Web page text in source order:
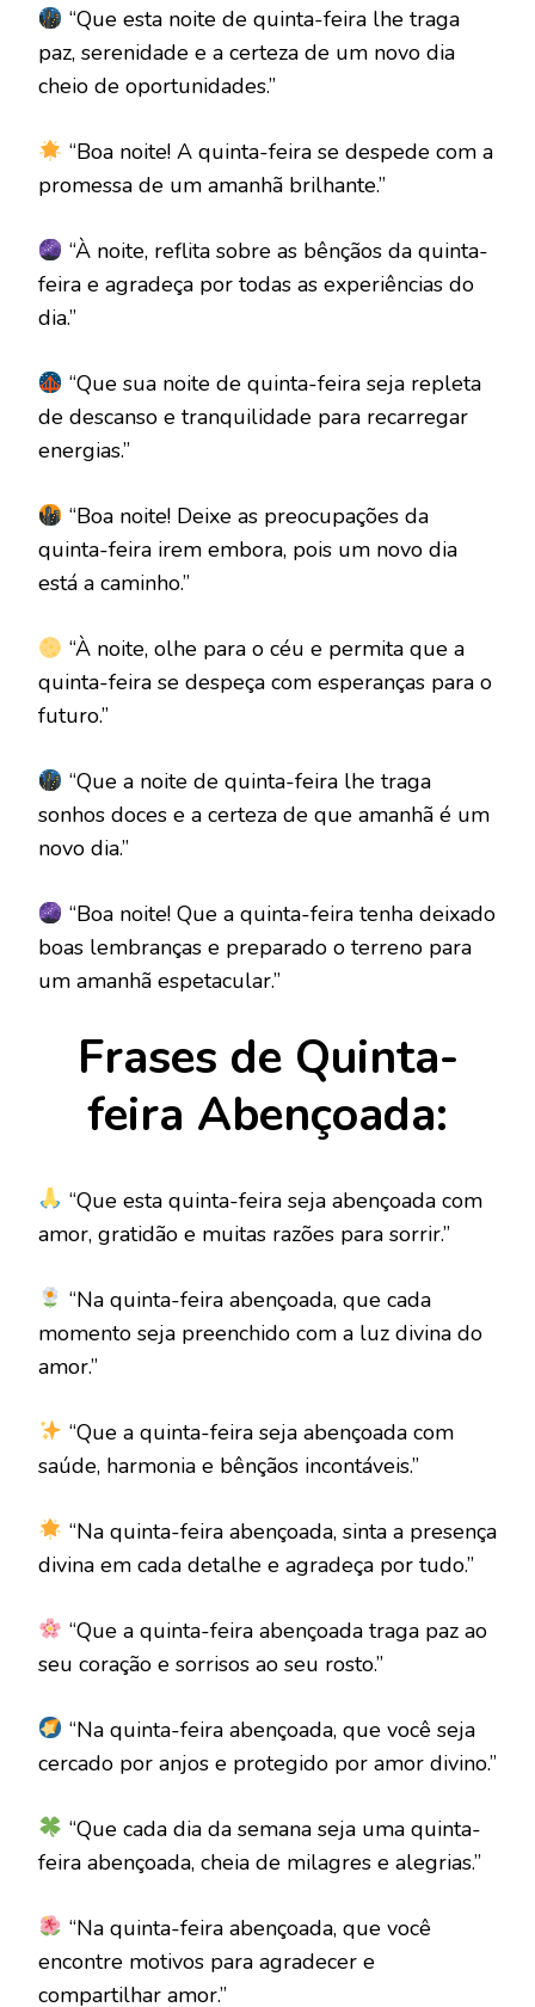
“Que esta noite de quinta-feira lhe traga
paz, serenidade e a certeza de um novo dia
cheio de oportunidades.”
“Boa noite! A quinta-feira se despede com a
promessa de um amanhã brilhante.”
“À noite, reflita sobre as bênçãos da quinta-
feira e agradeça por todas as experiências do
dia.”
“Que sua noite de quinta-feira seja repleta
de descanso e tranquilidade para recarregar
energias.”
“Boa noite! Deixe as preocupações da
quinta-feira irem embora, pois um novo dia
está a caminho.”
“À noite, olhe para o céu e permita que a
quinta-feira se despeça com esperanças para o
futuro.”
“Que a noite de quinta-feira lhe traga
sonhos doces e a certeza de que amanhã é um
novo dia.”
“Boa noite! Que a quinta-feira tenha deixado
boas lembranças e preparado o terreno para
um amanhã espetacular.”
Frases de Quinta-
feira Abençoada:
“Que esta quinta-feira seja abençoada com
amor, gratidão e muitas razões para sorrir.”
“Na quinta-feira abençoada, que cada
momento seja preenchido com a luz divina do
amor.”
“Que a quinta-feira seja abençoada com
saúde, harmonia e bênçãos incontáveis.”
“Na quinta-feira abençoada, sinta a presença
divina em cada detalhe e agradeça por tudo.”
“Que a quinta-feira abençoada traga paz ao
seu coração e sorrisos ao seu rosto.”
“Na quinta-feira abençoada, que você seja
cercado por anjos e protegido por amor divino.”
“Que cada dia da semana seja uma quinta-
feira abençoada, cheia de milagres e alegrias.”
“Na quinta-feira abençoada, que você
encontre motivos para agradecer e
compartilhar amor.”